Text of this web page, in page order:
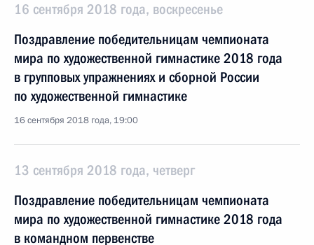
16 сентября 2018 года, воскресенье
Поздравление победительницам чемпионата
мира по художественной гимнастике 2018 года
в групповых упражнениях и сборной России
по художественной гимнастике
16 сентября 2018 года, 19:00
13 сентября 2018 года, четверг
Поздравление победительницам чемпионата
мира по художественной гимнастике 2018 года
в командном первенстве